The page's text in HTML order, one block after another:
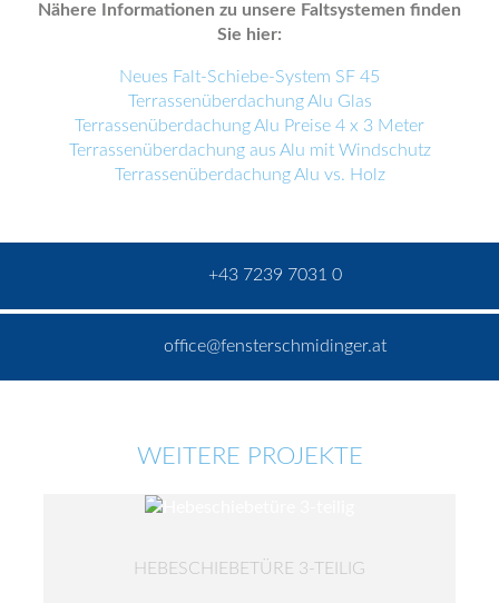
Nähere Informationen zu unsere Faltsystemen finden
Sie hier:
Neues Falt-Schiebe-System SF 45
Terrassenüberdachung Alu Glas
Terrassenüberdachung Alu Preise 4 x 3 Meter
Terrassenüberdachung aus Alu mit Windschutz
Terrassenüberdachung Alu vs. Holz
+43 7239 7031 0
office@fensterschmidinger.at
WEITERE PROJEKTE
HEBESCHIEBETÜRE 3-TEILIG